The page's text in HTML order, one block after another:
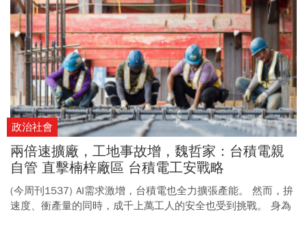
政治社會
兩倍速擴廠，工地事故增，魏哲家：台積電親
自管 直擊楠梓廠區 台積電工安戰略
(今周刊1537) AI需求激增，台積電也全力擴張產能。 然而，拚
速度、衝產量的同時，成千上萬工人的安全也受到挑戰。 身為